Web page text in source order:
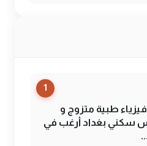
1
طبية متزوج و
سكني بغداد أرغب في